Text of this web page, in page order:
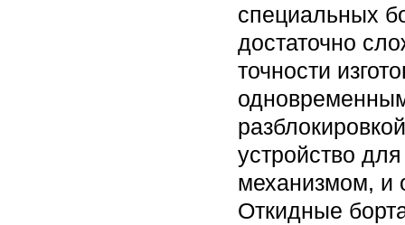
специальных
достаточно
точности
устройство
механизмом, и
Откидные